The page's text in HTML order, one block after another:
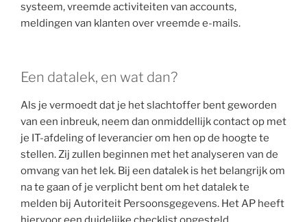
systeem, vreemde activiteiten van accounts,
meldingen van klanten over vreemde e-mails.
Een datalek, en wat dan?
Als je vermoedt dat je het slachtoffer bent geworden
van een inbreuk, neem dan onmiddellijk contact op met
je IT-afdeling of leverancier om hen op de hoogte te
stellen. Zij zullen beginnen met het analyseren van de
omvang van het lek. Bij een datalek is het belangrijk om
na te gaan of je verplicht bent om het datalek te
melden bij Autoriteit Persoonsgegevens. Het AP heeft